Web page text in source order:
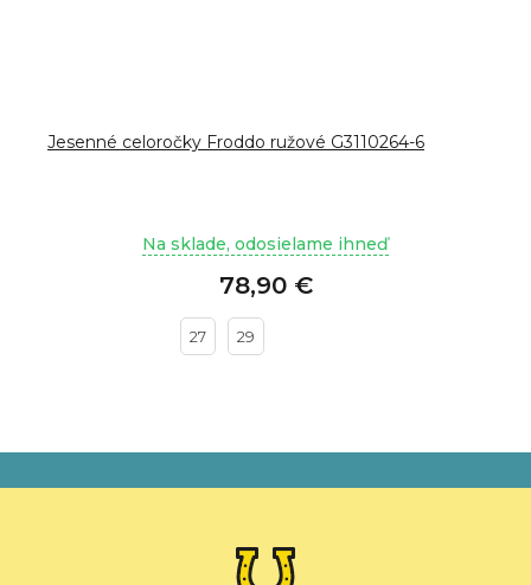
Jesenné celoročky Froddo ružové G3110264-6
Na sklade, odosielame ihneď
78,90 €
27 29
á